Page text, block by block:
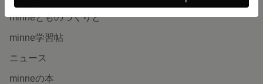
minneとものづくりと
minne学習帖
ニュース
minneの本